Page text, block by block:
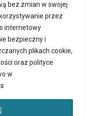
bez zmian w swojej
przez
internetowy
bezpieczny i
plikach cookie,
oraz polityce
w
ukraińskim, rosyjskim